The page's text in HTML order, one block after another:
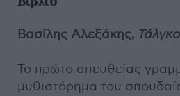
Βασίλης Αλεξάκης, Τάλγκο
Το πρώτο απευθείας
μυθιστόρημα του